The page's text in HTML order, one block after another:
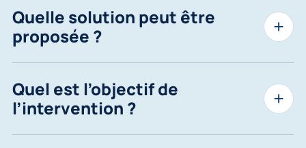
Quelle solution peut être
proposée ?
Quel est l’objectif de
l’intervention ?